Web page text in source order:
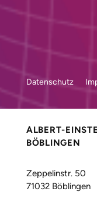
ALBERT-
BÖBLINGEN
Zeppelinstr. 50
71032 Böblingen
Datenschutz